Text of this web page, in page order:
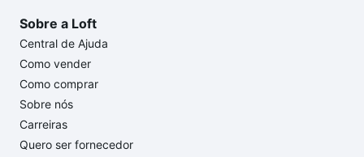
Sobre a Loft
Central de Ajuda
Como vender
Como comprar
Sobre nós
Carreiras
Quero ser fornecedor